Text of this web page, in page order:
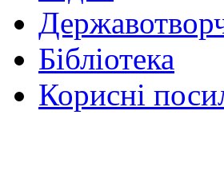
Бібліотека
Корисні